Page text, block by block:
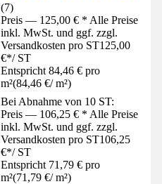
(7)
Preis — 125,00 € * Alle Preise
inkl. MwSt. und ggf. zzgl.
Versandkosten pro ST125,00
€*/ ST
Entspricht 84,46 € pro
m²(84,46 €/ m²)
Bei Abnahme von 10 ST:
Preis — 106,25 € * Alle Preise
inkl. MwSt. und ggf. zzgl.
Versandkosten pro ST106,25
€*/ ST
Entspricht 71,79 € pro
m²(71,79 €/ m²)